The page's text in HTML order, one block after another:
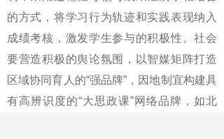
的方式，将学习行为轨迹和实践表现纳入
成绩考核，激发学生参与的积极性。社会
要营造积极的舆论氛围，以智媒矩阵打造
区域协同育人的“强品牌”，因地制宜构建具
有高辨识度的“大思政课”网络品牌，如北